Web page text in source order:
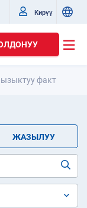
Кирүү
факт
ЖАЗЫЛУУ